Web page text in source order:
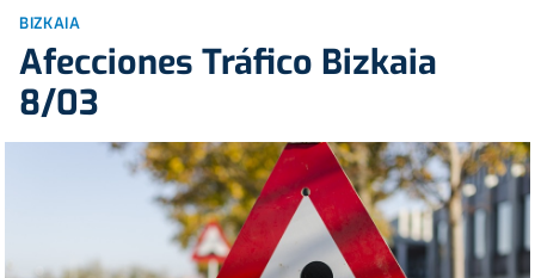
BIZKAIA
Afecciones Tráfico Bizkaia
8/03